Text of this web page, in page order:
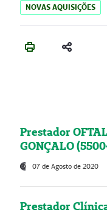
NOVAS AQUISIÇÕES
Prestador
GONÇALO
07 de Agosto de 2020
Prestador